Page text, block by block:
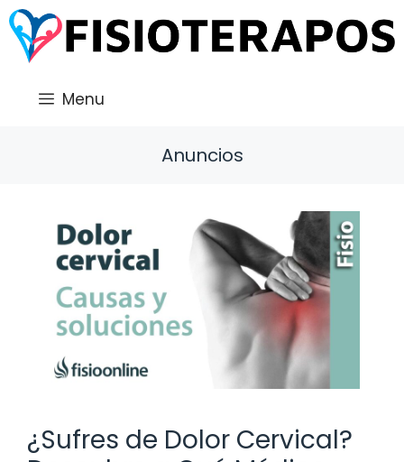
Saltar
al
contenido
Menu
Anuncios
¿Sufres de Dolor Cervical?